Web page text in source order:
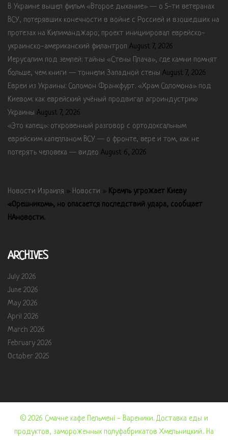
В Украине вышел фильм «Второе дыхание» — о 5-ти ветеранах
ВСУ, потерявших конечности в войне с Россией и взошедших на
протезах на Килиманджаро; проект инициировал еврейско-
украинско-американский филантроп August 7, 2026
Иерусалим под землей: тайны «Стены Плача», где камни помнят
больше, чем книги — тоннели Западной стены August 7, 2026
Евреи из Украины: Соломон Франкфурт. «Храм Соломона» под
Киевом: как еврейский учёный продвигал агроиндустрию
Украины August 7, 2026
«Это капец»: откровенный разговор с ортодоксальным
еврейским капелланом ВСУ — о фронте, вере и том, как не
потерять человека — видео August 6, 2026
Новости Израиля » Новости » Кремль угрожает Киеву
«Орешником», но опасается последствий удара, сообщает
НАновости.
ARCHIVES
July 2026
June 2026
May 2026
April 2026
March 2026
February 2026
October 2025
© 2026 Смачне кафе Пельмені - Вареники. Доставка еды и
продуктов, замороженных полуфабрикатов Хмельницкий.. На